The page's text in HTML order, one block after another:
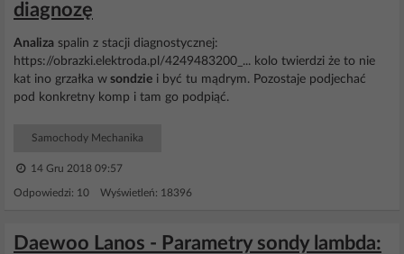
diagnozę
Analiza spalin z stacji diagnostycznej:
https://obrazki.elektroda.pl/4249483200_... kolo twierdzi że to nie
kat ino grzałka w sondzie i być tu mądrym. Pozostaje podjechać
pod konkretny komp i tam go podpiąć.
Samochody Mechanika
14 Gru 2018 09:57
Odpowiedzi: 10 Wyświetleń: 18396
Daewoo Lanos - Parametry sondy lambda: